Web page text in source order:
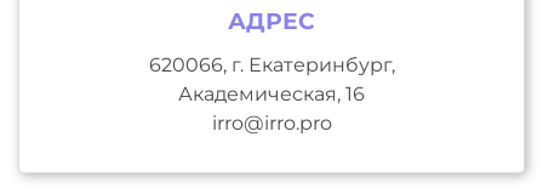
АДРЕС
620066, г. Екатеринбург,
Академическая, 16
irro@irro.pro